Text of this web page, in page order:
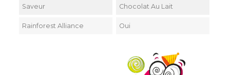
Saveur Chocolat Au Lait
Rainforest Alliance Oui